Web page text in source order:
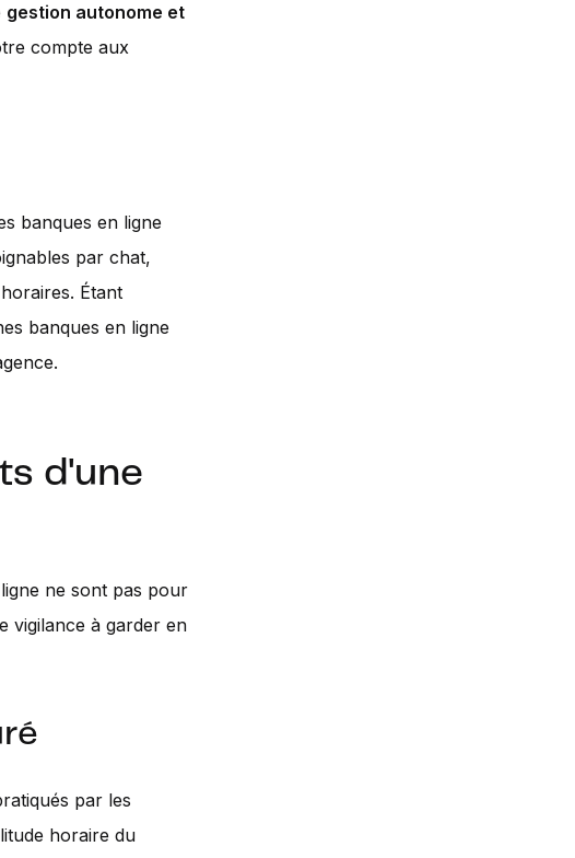
gestion autonome et
compte aux
banques en ligne
par chat,
Étant
banques en ligne
d'une
ne sont pas pour
vigilance à garder en
par les
horaire du